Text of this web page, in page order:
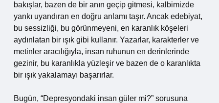
bakışlar, bazen de bir anın geçip gitmesi, kalbimizde
yankı uyandıran en doğru anlamı taşır. Ancak edebiyat,
bu sessizliği, bu görünmeyeni, en karanlık köşeleri
aydınlatan bir ışık gibi kullanır. Yazarlar, karakterler ve
metinler aracılığıyla, insan ruhunun en derinlerinde
gezinir, bu karanlıkla yüzleşir ve bazen de o karanlıkta
bir ışık yakalamayı başarırlar.
Bugün, “Depresyondaki insan güler mi?” sorusuna